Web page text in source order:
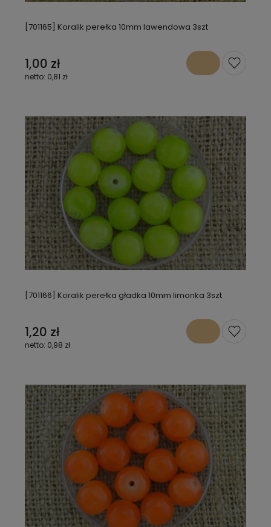
[701165] Koralik perełka 10mm lawendowa 3szt
1,00 zł
0,81 zł
[701166] Koralik perełka gładka 10mm limonka 3szt
1,20 zł
0,98 zł